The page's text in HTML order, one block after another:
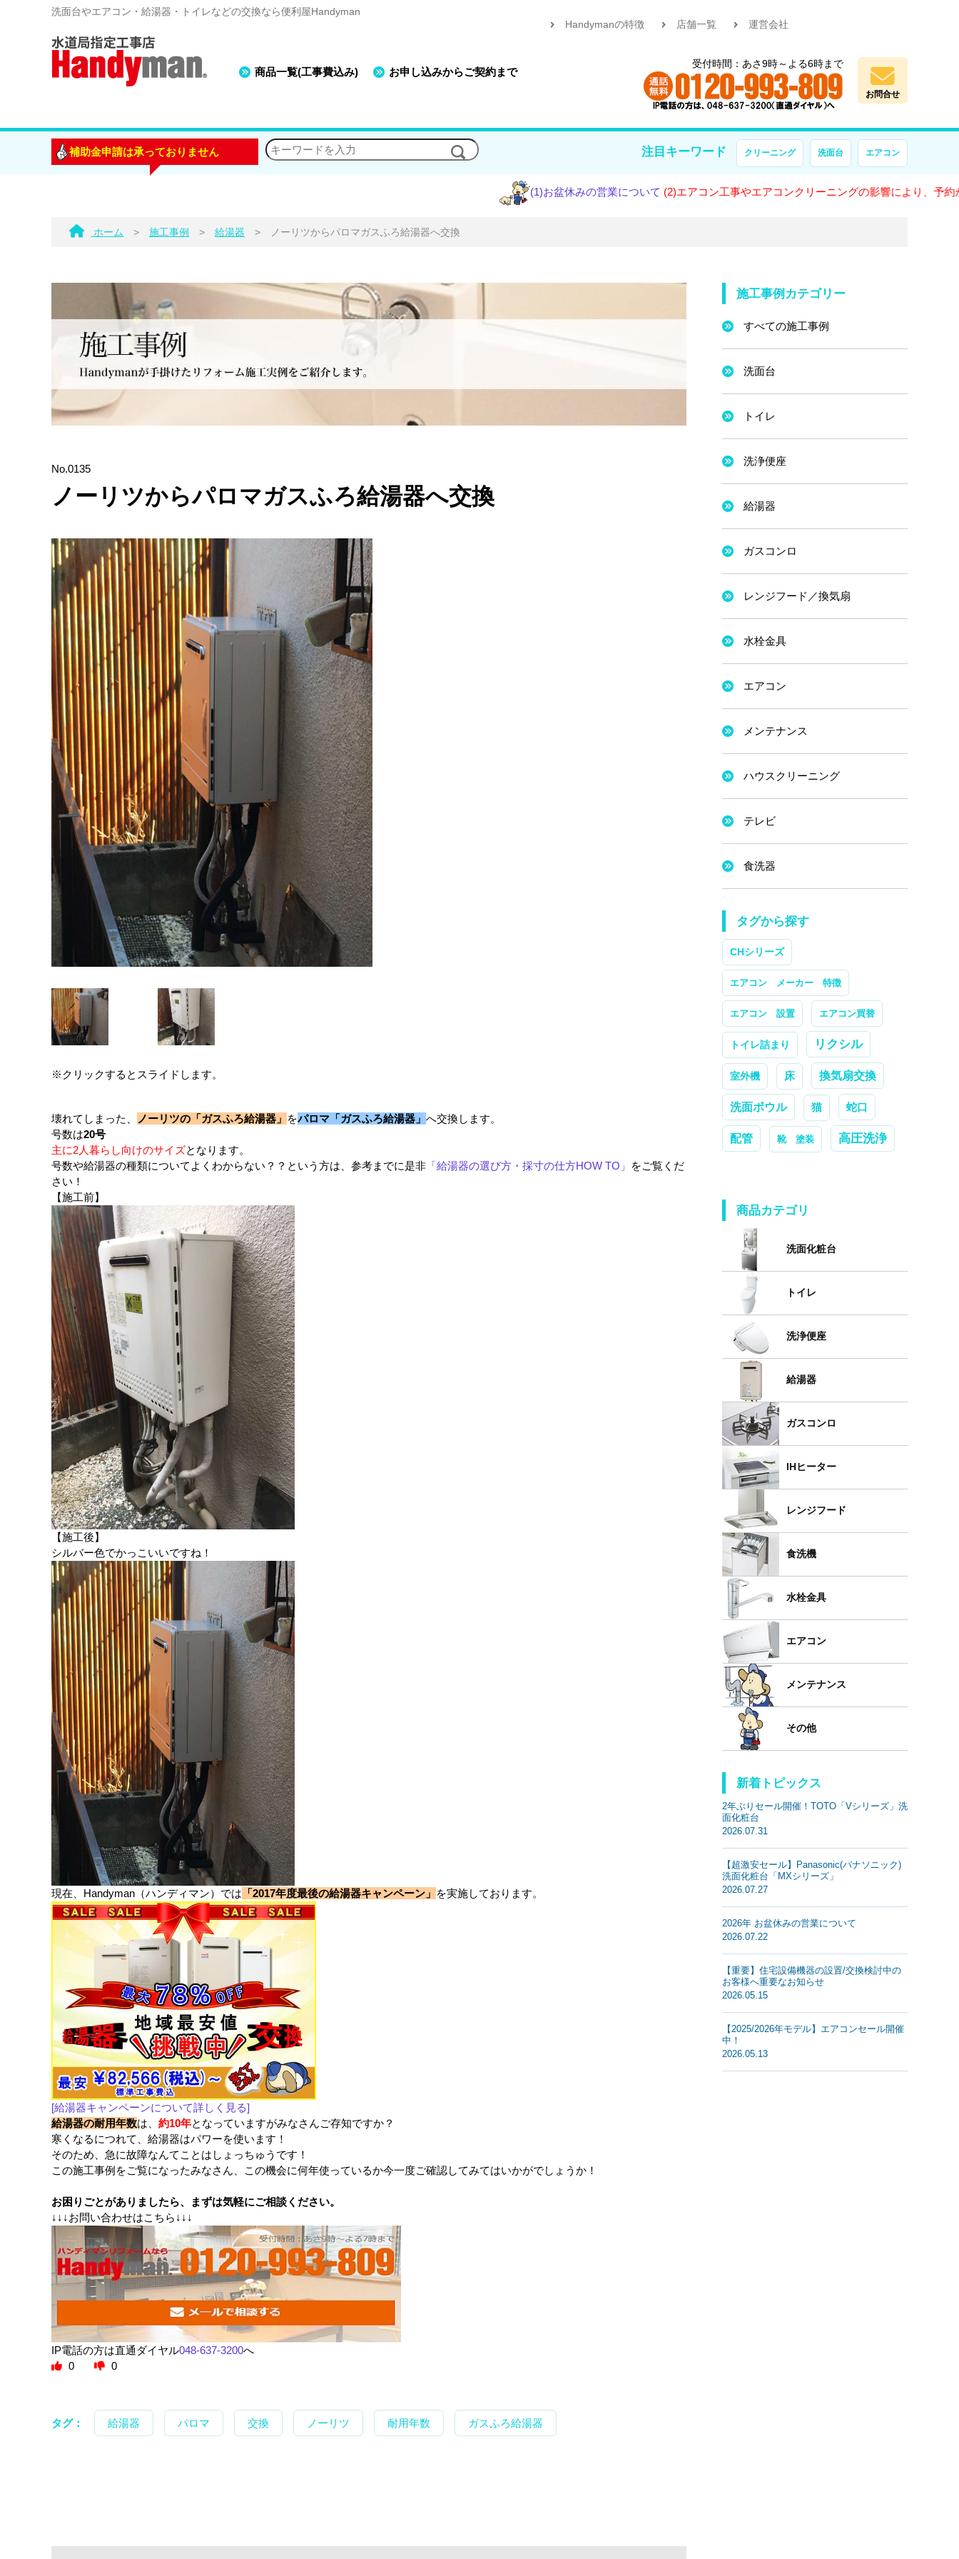
洗面台やエアコン・給湯器・トイレなどの交換なら便利屋Handyman
商品一覧(工事費込み) お申し込みからご契約まで
Handymanの特徴 店舗一覧 運営会社
受付時間：あさ9時～よる6時まで
お問合せ
補助金申請は承っておりません 注目キーワード クリーニング 洗面台 エアコン
(1)お盆休みの営業について(2)エアコン工事やエアコンクリーニングの影響により、予約が大変混雑し
ホーム > 施工事例 > 給湯器 > ノーリツからパロマガスふろ給湯器へ交換
No.0135
ノーリツからパロマガスふろ給湯器へ交換
※クリックするとスライドします。
壊れてしまった、 ノーリツの「ガスふろ給湯器」 をパロマ「ガスふろ給湯器」 へ交換します。
号数は20号
主に2人暮らし向けのサイズとなります。
号数や給湯器の種類についてよくわからない？？という方は、参考までに是非 「給湯器の選び方・採寸の仕方HOW TO」
をご覧くだ
さい！
【施工前】
【施工後】
シルバー色でかっこいいですね！
現在、Handyman（ハンディマン）では 「2017年度最後の給湯器キャンペーン」 を実施しております。
[給湯器キャンペーンについて詳しく見る]
給湯器の耐用年数は、 約10年となっていますがみなさんご存知ですか？
寒くなるにつれて、給湯器はパワーを使います！
そのため、急に故障なんてことはしょっちゅうです！
この施工事例をご覧になったみなさん、この機会に何年使っているか今一度ご確認してみてはいかがでしょうか！
お困りごとがありましたら、まずは気軽にご相談ください。
↓↓↓お問い合わせはこちら↓↓↓
IP電話の方は直通ダイヤル048-637-3200へ
0
0
タグ： 給湯器 パロマ 交換 ノーリツ 耐用年数 ガスふろ給湯器
施工事例カテゴリー
すべての施工事例
洗面台
トイレ
洗浄便座
給湯器
ガスコンロ
レンジフード／換気扇
水栓金具
エアコン
メンテナンス
ハウスクリーニング
テレビ
食洗器
タグから探す
CHシリーズ
エアコン メーカー 特徴
エアコン 設置 エアコン買替
トイレ詰まり リクシル
室外機 床 換気扇交換
洗面ボウル 猫 蛇口
配管 靴 塗装 高圧洗浄
商品カテゴリ
洗面化粧台
トイレ
洗浄便座
給湯器
ガスコンロ
IHヒーター
レンジフード
食洗機
水栓金具
エアコン
メンテナンス
その他
新着トピックス
2年ぶりセール開催！TOTO「Vシリーズ」洗
面化粧台
2026.07.31
【超激安セール】Panasonic(パナソニック)
洗面化粧台「MXシリーズ」
2026.07.27
2026年 お盆休みの営業について
2026.07.22
【重要】住宅設備機器の設置/交換検討中の
お客様へ重要なお知らせ
2026.05.15
【2025/2026年モデル】エアコンセール開催
中！
2026.05.13